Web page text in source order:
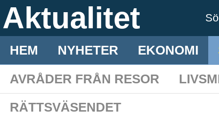
Aktualitet
HEM NYHETER EKONOMI
AVRÅDER FRÅN RESOR
RÄTTSVÄSENDET